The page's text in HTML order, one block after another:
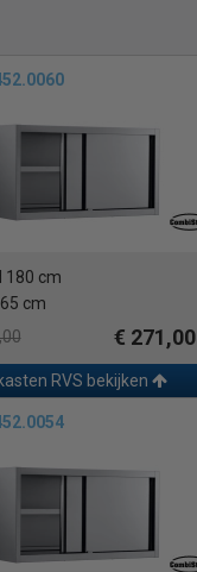
180 cm
cm
€ 271,00
RVS bekijken